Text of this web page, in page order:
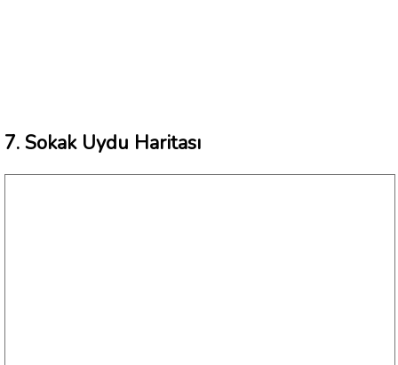
7. Sokak Uydu Haritası